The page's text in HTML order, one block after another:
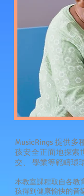
MusicRings 提供多
孩安全正面地探索
交、 學業等範疇環
本教室課程取自各教
孩得到健康愉快的音